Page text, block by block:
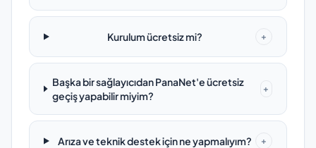
Kurulum ücretsiz mi? +
Başka bir sağlayıcıdan PanaNet'e ücretsiz
geçiş yapabilir miyim?
+
Arıza ve teknik destek için ne yapmalıyım? +